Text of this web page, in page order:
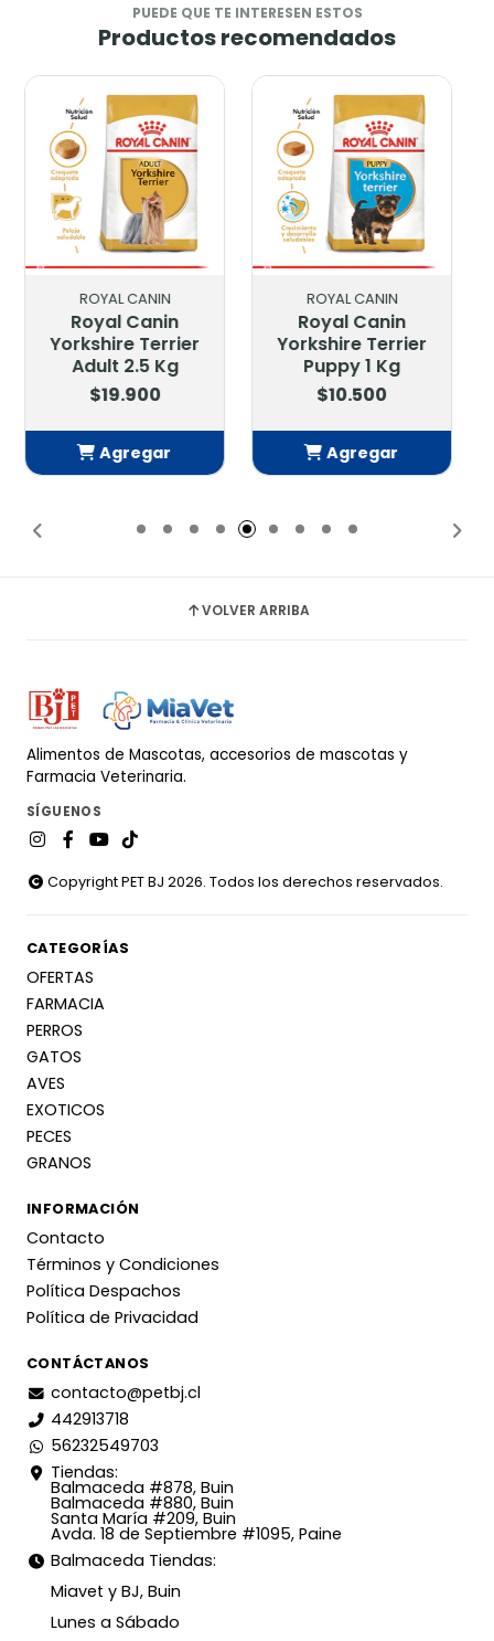
PUEDE QUE TE INTERESEN ESTOS
Productos recomendados
ROYAL CANIN
Royal Canin
Yorkshire Terrier
Puppy 1 Kg
$10.500
Agregar
VIRBAC
Hpm Virbac Junior
Dog Special Large
12 Kg.
$69.900
Agregar
VOLVER ARRIBA
Alimentos de Mascotas, accesorios de mascotas y
Farmacia Veterinaria.
SÍGUENOS
Copyright PET BJ 2026. Todos los derechos reservados.
CATEGORÍAS
OFERTAS
FARMACIA
PERROS
GATOS
AVES
EXOTICOS
PECES
GRANOS
INFORMACIÓN
Contacto
Términos y Condiciones
Política Despachos
Política de Privacidad
CONTÁCTANOS
contacto@petbj.cl
442913718
56232549703
Tiendas:
Balmaceda #878, Buin
Balmaceda #880, Buin
Santa María #209, Buin
Avda. 18 de Septiembre #1095, Paine
Balmaceda Tiendas:
Miavet y BJ, Buin
Lunes a Sábado